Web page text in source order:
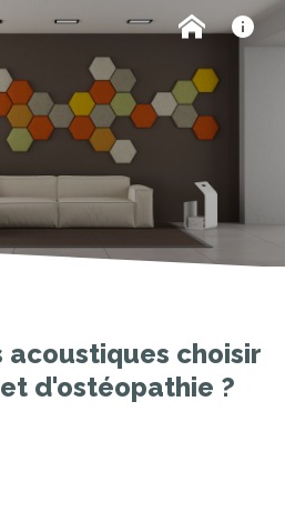
choisir
d'ostéopathie ?